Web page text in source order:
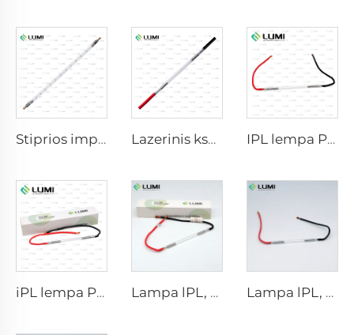
Stiprios impulsinės priešmikrobinės lempos L5590 – 9×250×300 mm Lazerinis ksenono lempa L2021-7×65×130 mm IPL lempa P2021-7×65×130 mm
iPL lempa P1671 - 7×50×110 mm Lampa lPL, modelis 7-60-125 Wire Lampa lPL, modelis 7-50-115 Wire